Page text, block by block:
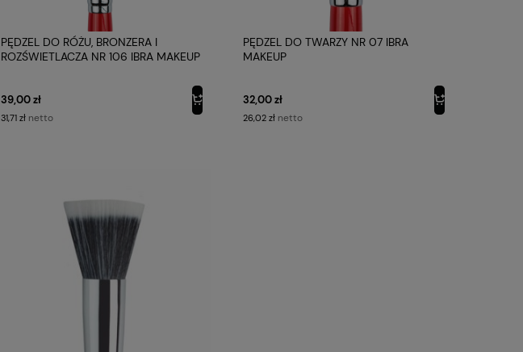
PĘDZEL DO RÓŻU, BRONZERA I
ROZŚWIETLACZA NR 106 IBRA MAKEUP
39,00 zł
31,71 zł netto
PĘDZEL DO TWARZY NR 07 IBRA
MAKEUP
32,00 zł
26,02 zł netto